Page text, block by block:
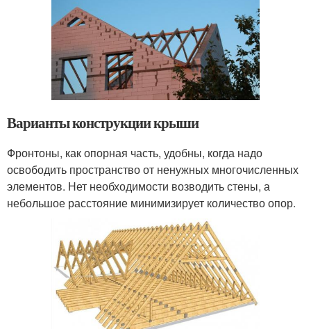
Варианты конструкции крыши
Фронтоны, как опорная часть, удобны, когда надо
освободить пространство от ненужных многочисленных
элементов. Нет необходимости возводить стены, а
небольшое расстояние минимизирует количество опор.